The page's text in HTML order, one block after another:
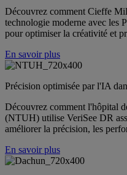
Découvrez comment Cieffe
technologie moderne avec les
pour optimiser la créativité et
En savoir plus
Précision optimisée par l'IA
Découvrez comment l'hôpital
(NTUH) utilise VeriSee DR
améliorer la précision, les
En savoir plus